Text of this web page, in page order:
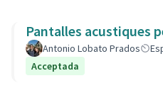
Pantalles acustiques
Antonio Lobato Prados
Acceptada